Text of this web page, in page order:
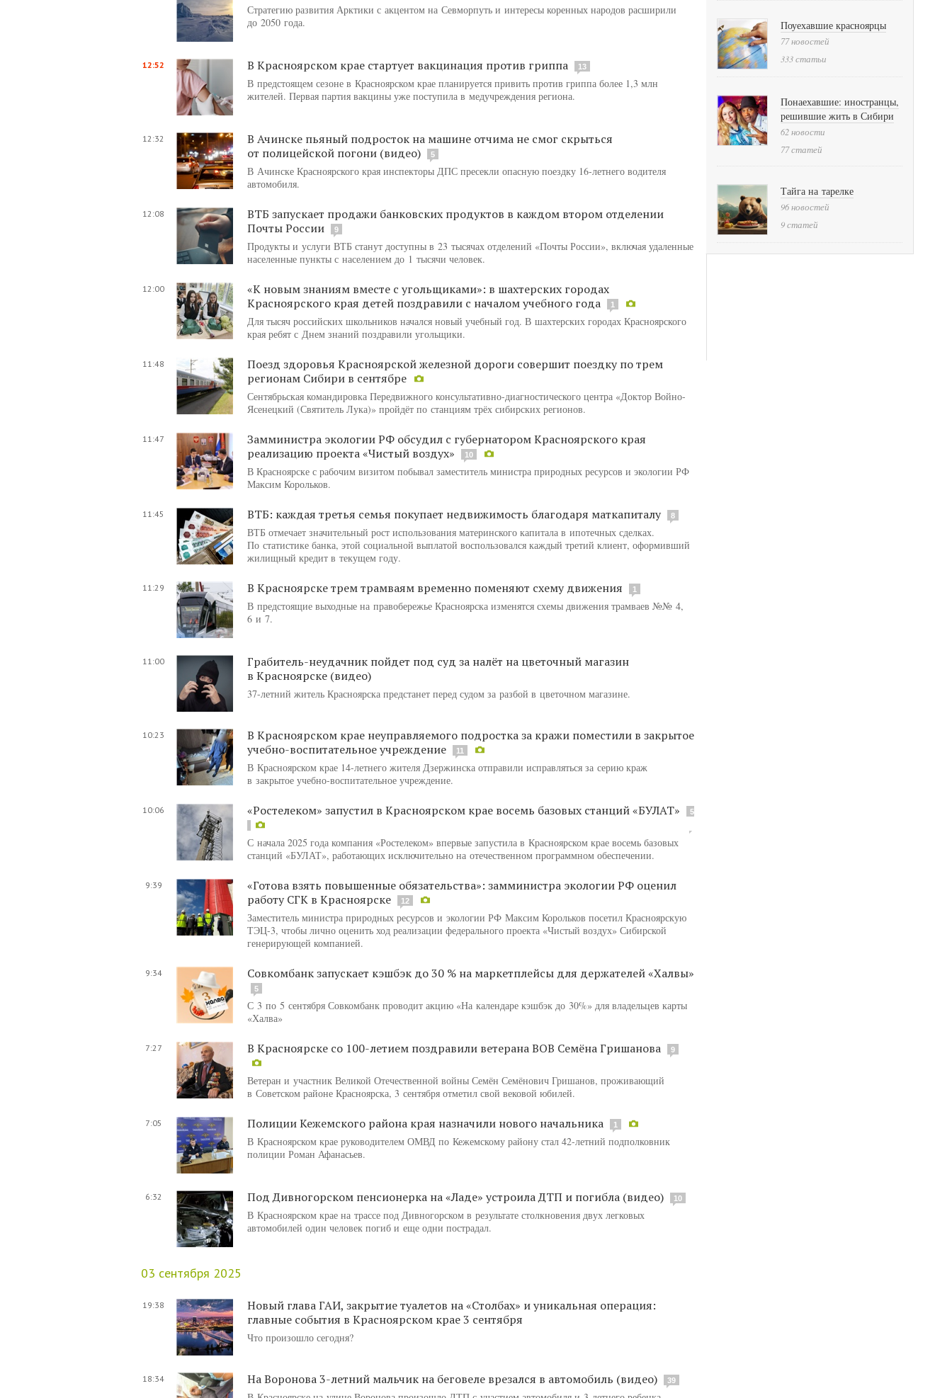
Стратегию развития Арктики с акцентом на Севморпуть и интересы коренных народов расширили
до 2050 года.
12:52 В Красноярском крае стартует вакцинация против гриппа 13
В предстоящем сезоне в Красноярском крае планируется привить против гриппа более 1,3 млн
жителей. Первая партия вакцины уже поступила в медучреждения региона.
12:32
В Ачинске пьяный подросток на машине отчима не смог скрыться
от полицейской погони (видео)
5
В Ачинске Красноярского края инспекторы ДПС пресекли опасную поездку 16-летнего водителя
автомобиля.
12:08
ВТБ запускает продажи банковских продуктов в каждом втором отделении
Почты России
9
Продукты и услуги ВТБ станут доступны в 23 тысячах отделений «Почты России», включая удаленные
населенные пункты с населением до 1 тысячи человек.
12:00
«К новым знаниям вместе с угольщиками»: в шахтерских городах
Красноярского края детей поздравили с началом учебного года
1
Для тысяч российских школьников начался новый учебный год. В шахтерских городах Красноярского
края ребят с Днем знаний поздравили угольщики.
11:48
Поезд здоровья Красноярской железной дороги совершит поездку по трем
регионам Сибири в сентябре
Сентябрьская командировка Передвижного консультативно-диагностического центра «Доктор Войно-
Ясенецкий (Святитель Лука)» пройдёт по станциям трёх сибирских регионов.
11:47
Замминистра экологии РФ обсудил с губернатором Красноярского края
реализацию проекта «Чистый воздух»
10
В Красноярске с рабочим визитом побывал заместитель министра природных ресурсов и экологии РФ
Максим Корольков.
11:45 ВТБ: каждая третья семья покупает недвижимость благодаря маткапиталу 8
ВТБ отмечает значительный рост использования материнского капитала в ипотечных сделках.
По статистике банка, этой социальной выплатой воспользовался каждый третий клиент, оформивший
жилищный кредит в текущем году.
11:29 В Красноярске трем трамваям временно поменяют схему движения 1
В предстоящие выходные на правобережье Красноярска изменятся схемы движения трамваев №№ 4,
6 и 7.
11:00
Грабитель-неудачник пойдет под суд за налёт на цветочный магазин
в Красноярске (видео)
37-летний житель Красноярска предстанет перед судом за разбой в цветочном магазине.
10:23
В Красноярском крае неуправляемого подростка за кражи поместили в закрытое
учебно-воспитательное учреждение
11
В Красноярском крае 14-летнего жителя Дзержинска отправили исправляться за серию краж
в закрытое учебно-воспитательное учреждение.
10:06 «Ростелеком» запустил в Красноярском крае восемь базовых станций «БУЛАТ» 5
С начала 2025 года компания «Ростелеком» впервые запустила в Красноярском крае восемь базовых
станций «БУЛАТ», работающих исключительно на отечественном программном обеспечении.
9:39
«Готова взять повышенные обязательства»: замминистра экологии РФ оценил
работу СГК в Красноярске
12
Заместитель министра природных ресурсов и экологии РФ Максим Корольков посетил Красноярскую
ТЭЦ-3, чтобы лично оценить ход реализации федерального проекта «Чистый воздух» Сибирской
генерирующей компанией.
9:34 Совкомбанк запускает кэшбэк до 30 % на маркетплейсы для держателей «Халвы»
5
С 3 по 5 сентября Совкомбанк проводит акцию «На календаре кэшбэк до 30%» для владельцев карты
«Халва»
7:27 В Красноярске со 100-летием поздравили ветерана ВОВ Семёна Гришанова 9
Ветеран и участник Великой Отечественной войны Семён Семёнович Гришанов, проживающий
в Советском районе Красноярска, 3 сентября отметил свой вековой юбилей.
7:05 Полиции Кежемского района края назначили нового начальника 1
В Красноярском крае руководителем ОМВД по Кежемскому району стал 42-летний подполковник
полиции Роман Афанасьев.
6:32 Под Дивногорском пенсионерка на «Ладе» устроила ДТП и погибла (видео) 10
В Красноярском крае на трассе под Дивногорском в результате столкновения двух легковых
автомобилей один человек погиб и еще одни пострадал.
03 сентября 2025
19:38
Новый глава ГАИ, закрытие туалетов на «Столбах» и уникальная операция:
главные события в Красноярском крае 3 сентября
Что произошло сегодня?
18:34 На Воронова 3-летний мальчик на беговеле врезался в автомобиль (видео) 39
Поуехавшие красноярцы
77 новостей
333 статьи
Понаехавшие: иностранцы,
решившие жить в Сибири
62 новости
77 статей
Тайга на тарелке
96 новостей
9 статей